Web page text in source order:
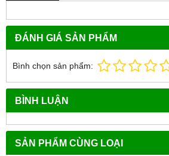
ĐÁNH GIÁ SẢN PHẨM
Bình chọn sản phẩm:
BÌNH LUẬN
SẢN PHẨM CÙNG LOẠI